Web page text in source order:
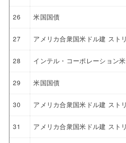
26 米国国債
27 アメリカ合衆国米ドル建 スト
28 インテル・コーポレーション
29 米国国債
30 アメリカ合衆国米ドル建 スト
31 アメリカ合衆国米ドル建 スト